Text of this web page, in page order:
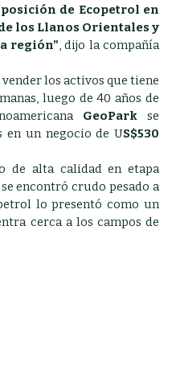
de Ecopetrol en
los Llanos Orientales y
región”, dijo la compañía
los activos que tiene
luego de 40 años de
GeoPark se
en un negocio de US$530
de alta calidad en etapa
encontró crudo pesado a
lo presentó como un
cerca a los campos de